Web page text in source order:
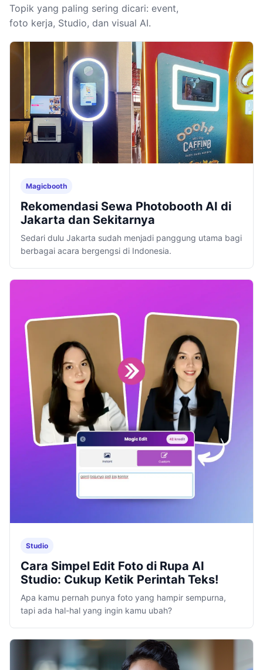
Topik yang paling sering dicari: event,
foto kerja, Studio, dan visual AI.
Magicbooth
Rekomendasi Sewa Photobooth AI di
Jakarta dan Sekitarnya
Sedari dulu Jakarta sudah menjadi panggung utama bagi
berbagai acara bergengsi di Indonesia.
Studio
Cara Simpel Edit Foto di Rupa AI
Studio: Cukup Ketik Perintah Teks!
Apa kamu pernah punya foto yang hampir sempurna,
tapi ada hal-hal yang ingin kamu ubah?